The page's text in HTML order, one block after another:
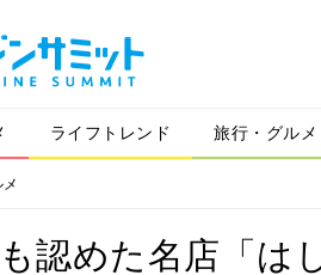
ライフトレンド 旅行・グルメ
認めた名店「は